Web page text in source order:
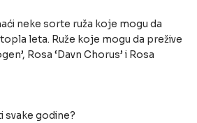
neke sorte ruža koje mogu da
leta. Ruže koje mogu da prežive
Rosa ‘Davn Chorus’ i Rosa
svake godine?